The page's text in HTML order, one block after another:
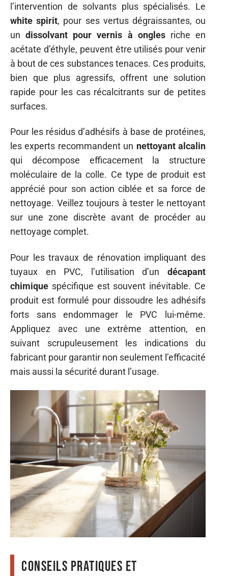
l’intervention de solvants plus spécialisés. Le
white spirit, pour ses vertus dégraissantes, ou
undissolvant pour vernis à onglesriche en
acétate d’éthyle, peuvent être utilisés pour venir
à bout de ces substances tenaces. Ces produits,
bien que plus agressifs, offrent une solution
rapide pour les cas récalcitrants sur de petites
surfaces.
Pour les résidus d’adhésifs à base de protéines,
les experts recommandent un nettoyant alcalin
qui décompose efficacement la structure
moléculaire de la colle. Ce type de produit est
apprécié pour son action ciblée et sa force de
nettoyage. Veillez toujours à tester le nettoyant
sur une zone discrète avant de procéder au
nettoyage complet.
Pour les travaux de rénovation impliquant des
tuyaux en PVC, l’utilisation d’un décapant
chimique spécifique est souvent inévitable. Ce
produit est formulé pour dissoudre les adhésifs
forts sans endommager le PVC lui-même.
Appliquez avec une extrême attention, en
suivant scrupuleusement les indications du
fabricant pour garantir non seulement l’efficacité
mais aussi la sécurité durant l’usage.
Conseils pratiques et